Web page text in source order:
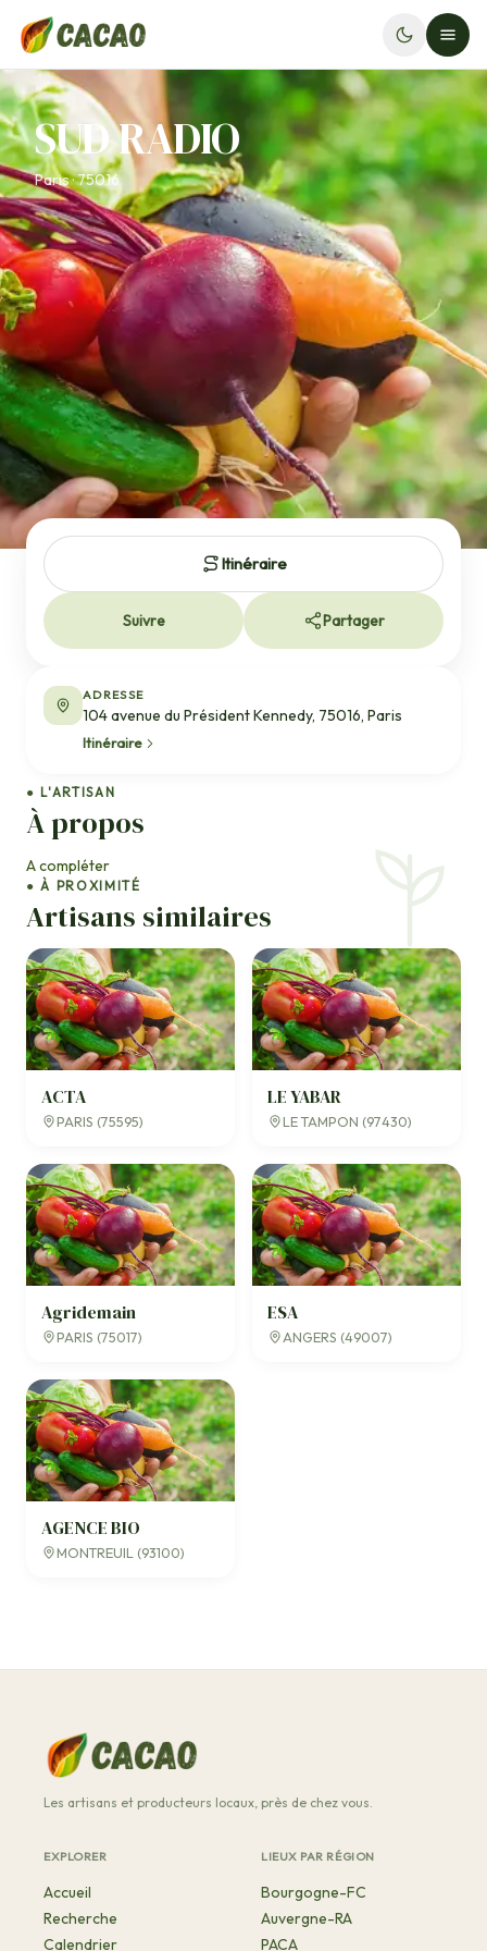
SUD RADIO
Paris · 75016
● L'ARTISAN
À propos
A compléter
● À PROXIMITÉ
Artisans similaires
ACTA
PARIS (75595)
LE YABAR
LE TAMPON (97430)
Agridemain
PARIS (75017)
ESA
ANGERS (49007)
AGENCE BIO
MONTREUIL (93100)
Itinéraire
Suivre Partager
ADRESSE
104 avenue du Président Kennedy, 75016, Paris
Itinéraire
Les artisans et producteurs locaux, près de chez vous.
EXPLORER
Accueil
Recherche
Calendrier
LIEUX PAR RÉGION
Bourgogne-FC
Auvergne-RA
PACA